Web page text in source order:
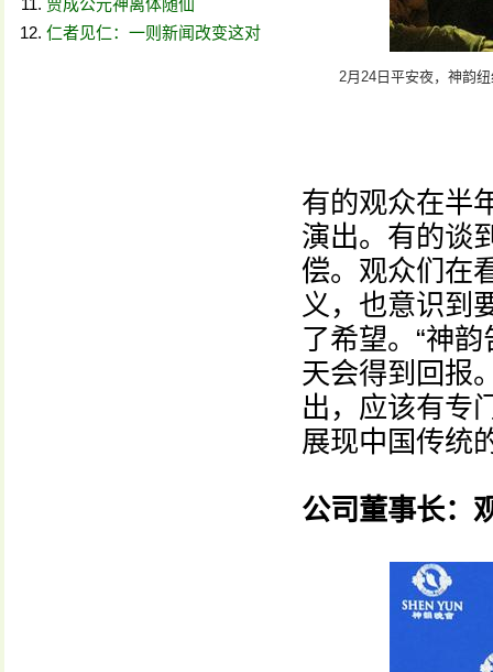
贾成公元神离体随仙
仁者见仁：一则新闻改变这对
2月24日平安夜，神韵
有的观众在半
演出。有的谈
偿。观众们在
义，也意识到
了希望。“神
天会得到回报
出，应该有专
展现中国传统
公司董事长：